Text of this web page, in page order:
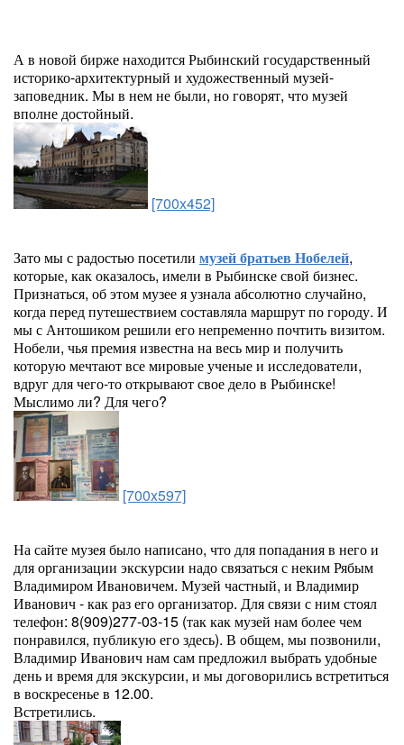
А в новой бирже находится Рыбинский государственный
историко-архитектурный и художественный музей-
заповедник. Мы в нем не были, но говорят, что музей
вполне достойный.
[700x452]
Зато мы с радостью посетили музей братьев Нобелей,
которые, как оказалось, имели в Рыбинске свой бизнес.
Признаться, об этом музее я узнала абсолютно случайно,
когда перед путешествием составляла маршрут по городу. И
мы с Антошиком решили его непременно почтить визитом.
Нобели, чья премия известна на весь мир и получить
которую мечтают все мировые ученые и исследователи,
вдруг для чего-то открывают свое дело в Рыбинске!
Мыслимо ли? Для чего?
[700x597]
На сайте музея было написано, что для попадания в него и
для организации экскурсии надо связаться с неким Рябым
Владимиром Ивановичем. Музей частный, и Владимир
Иванович - как раз его организатор. Для связи с ним стоял
телефон: 8(909)277-03-15 (так как музей нам более чем
понравился, публикую его здесь). В общем, мы позвонили,
Владимир Иванович нам сам предложил выбрать удобные
день и время для экскурсии, и мы договорились встретиться
в воскресенье в 12.00.
Встретились.